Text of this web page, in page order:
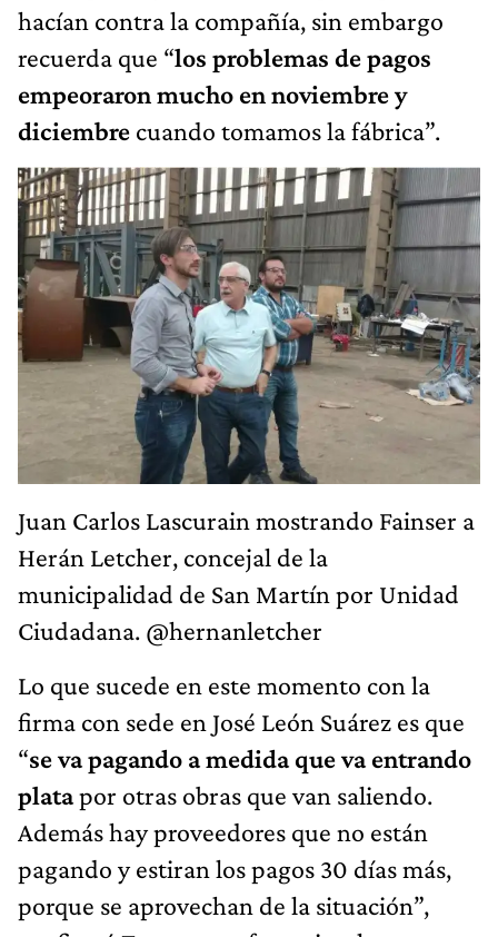
hacían contra la compañía, sin embargo
recuerda que “los problemas de pagos
empeoraron mucho en noviembre y
diciembre cuando tomamos la fábrica”.
Juan Carlos Lascurain mostrando Fainser a
Herán Letcher, concejal de la
municipalidad de San Martín por Unidad
Ciudadana. @hernanletcher
Lo que sucede en este momento con la
firma con sede en José León Suárez es que
“se va pagando a medida que va entrando
platapor otras obras que van saliendo.
Además hay proveedores que no están
pagando y estiran los pagos 30 días más,
porque se aprovechan de la situación”,